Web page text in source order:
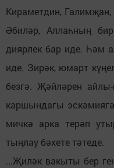
Кираметдин,
Әбиләр, Аллаһның
диярлек бар иде. Һәм
иде. Зирәк, юмарт
безгә. Җәйләрен
каршындагы
мичкә арка терәп
тыңлау бәхете тәтеде.
...Җиләк вакыты бер